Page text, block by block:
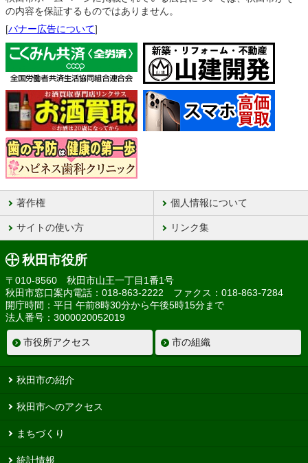
の内容を保証するものではありません。
[バナー広告について]
著作権 個人情報について
サイトの使い方 リンク集
秋田市役所
〒010-8560 秋田市山王一丁目1番1号
秋田市窓口案内電話：018-863-2222 ファクス：018-863-7284
開庁時間：平日 午前8時30分から午後5時15分まで
法人番号：3000020052019
市役所アクセス 市の組織
秋田市の紹介
秋田市へのアクセス
まちづくり
統計情報